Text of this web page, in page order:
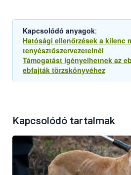
Kapcsolódó anyagok:
Hatósági ellenőrzések a kilenc
tenyésztőszervezeteinél
Támogatást igényelhetnek az
ebfajták törzskönyvéhez
Kapcsolódó tartalmak